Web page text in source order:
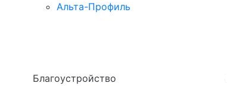
Альта-Профиль
Благоустройство